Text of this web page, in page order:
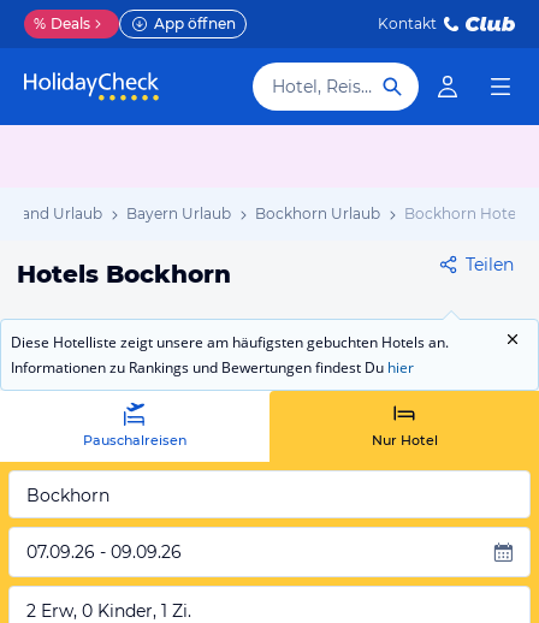
% Deals App öffnen Kontakt
Hotel, Reiseziel
Urlaub Bayern Urlaub Bockhorn Urlaub Bockhorn Hotels
Hotels Bockhorn Teilen
Diese Hotelliste zeigt unsere am häufigsten gebuchten Hotels an.
Informationen zu Rankings und Bewertungen findest Du hier
Pauschalreisen Nur Hotel
Bockhorn
07.09.26 - 09.09.26
2 Erw, 0 Kinder, 1 Zi.